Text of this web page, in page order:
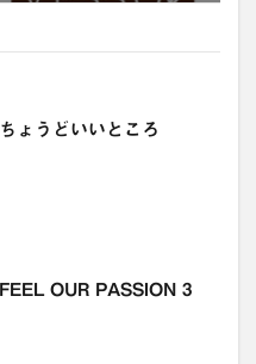
ちょうどいいところ
FEEL OUR PASSION 3